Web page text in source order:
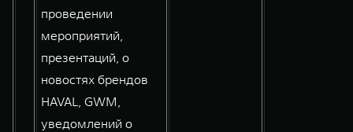
проведении
мероприятий,
презентаций, о
новостях брендов
HAVAL, GWM,
уведомлений о